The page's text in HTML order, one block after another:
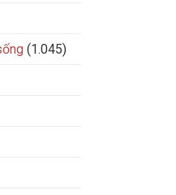
(1.045)